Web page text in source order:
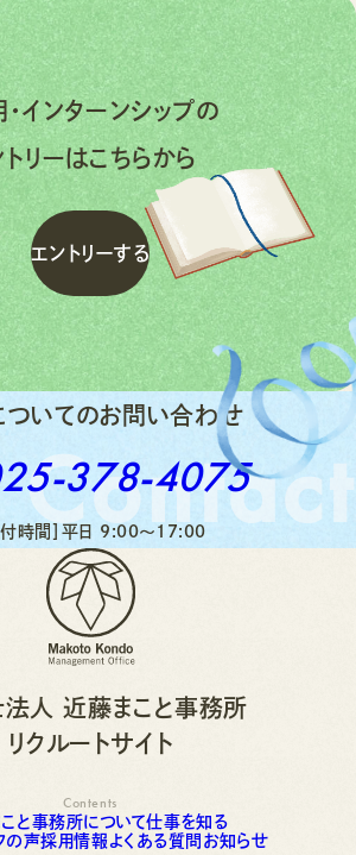
・インターンシップの
リーはこちらから
エ
エ
ン トリーする
る
Contact
ついてのお問い合わせ
378-4075
付時間］平日 9:00〜17:00
人 近藤まこと事務所
リクルートサイト
Contents
こ
こ
と
と
事
事
務
務
所
所
に
に
つ
つ
い
い
て
て
仕
仕
事
事
を
を
知
知
る
る
の声採用情報よく ある質問 お知 らせ